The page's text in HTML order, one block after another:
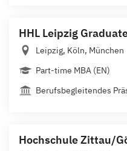
HHL Leipzig
Leipzig, Köln, München
Part-time MBA (EN)
Berufsbegleitendes
Hochschule Zittau/